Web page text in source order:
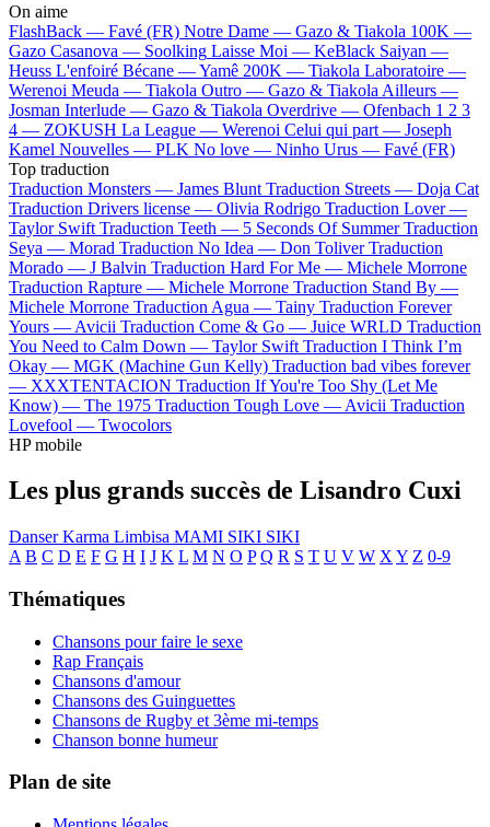
On aime
FlashBack — Favé (FR) Notre Dame — Gazo & Tiakola 100K —
Gazo Casanova — Soolking Laisse Moi — KeBlack Saiyan —
Heuss L'enfoiré Bécane —Yamê 200K — Tiakola Laboratoire —
Werenoi Meuda — Tiakola Outro — Gazo & Tiakola Ailleurs —
Josman Interlude — Gazo & Tiakola Overdrive — Ofenbach 1 2 3
4 — ZOKUSH La League — Werenoi Celui qui part — Joseph
Kamel Nouvelles — PLK No love — Ninho Urus — Favé (FR)
Top traduction
Traduction Monsters — James Blunt Traduction Streets — Doja Cat
Traduction Drivers license — Olivia Rodrigo Traduction Lover —
Taylor Swift Traduction Teeth — 5 Seconds Of Summer Traduction
Seya — Morad Traduction No Idea — Don Toliver Traduction
Morado — J Balvin Traduction Hard For Me — Michele Morrone
Traduction Rapture — Michele Morrone Traduction Stand By —
Michele Morrone Traduction Agua — Tainy Traduction Forever
Yours — Avicii Traduction Come & Go — Juice WRLD Traduction
You Need to Calm Down — Taylor Swift Traduction I Think I’m
Okay — MGK (Machine Gun Kelly) Traduction bad vibes forever
— XXXTENTACION Traduction If You're Too Shy (Let Me
Know) — The 1975 Traduction Tough Love — Avicii Traduction
Lovefool — Twocolors
HP mobile
Les plus grands succès de Lisandro Cuxi
DanserKarma Limbisa MAMI SIKI SIKI
A B C D E F G H I J K L M N O P Q R S T U V W X Y Z 0-9
Thématiques
Chansons pour faire le sexe
Rap Français
Chansons d'amour
Chansons des Guinguettes
Chansons de Rugby et 3ème mi-temps
Chanson bonne humeur
Plan de site